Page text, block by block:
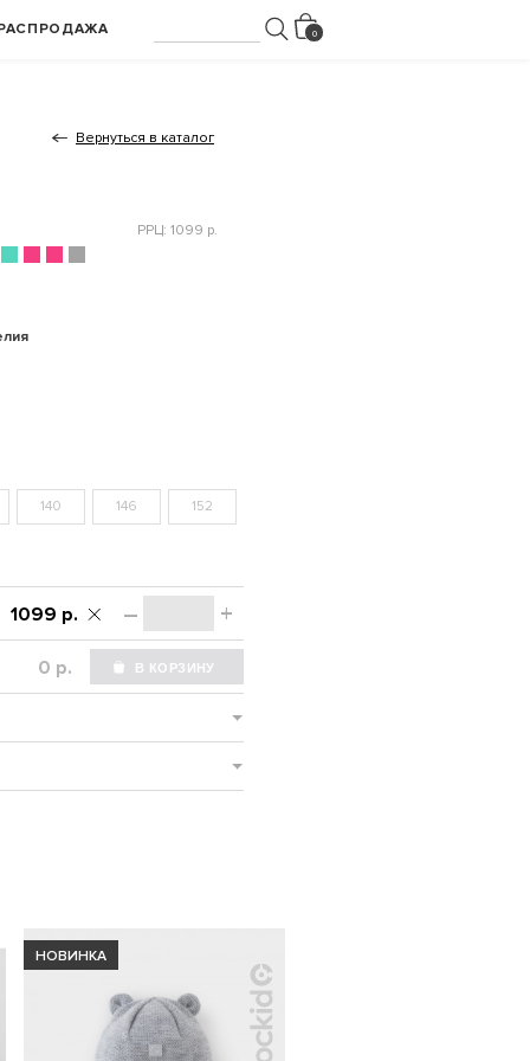
Вернуться в каталог
РРЦ: 1099 р.
140 146 152
– +
1099 р.
р.
НОВИНКА